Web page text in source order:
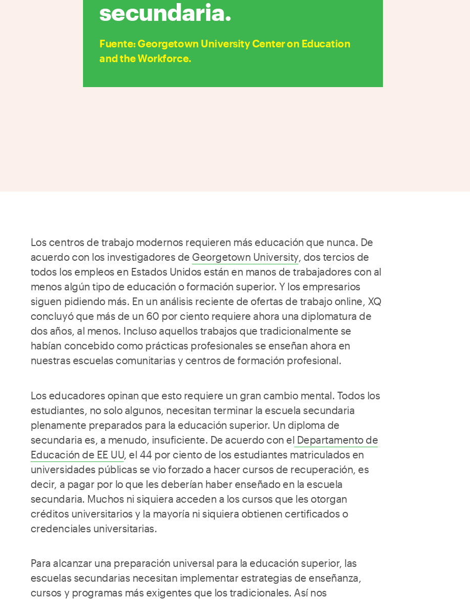
secundaria.
Fuente: Georgetown University Center on Education
and the Workforce.
Los centros de trabajo modernos requieren más educación que nunca. De
acuerdo con los investigadores de Georgetown University, dos tercios de
todos los empleos en Estados Unidos están en manos de trabajadores con al
menos algún tipo de educación o formación superior. Y los empresarios
siguen pidiendo más. En un análisis reciente de ofertas de trabajo online, XQ
concluyó que más de un 60 por ciento requiere ahora una diplomatura de
dos años, al menos. Incluso aquellos trabajos que tradicionalmente se
habían concebido como prácticas profesionales se enseñan ahora en
nuestras escuelas comunitarias y centros de formación profesional.
Los educadores opinan que esto requiere un gran cambio mental. Todos los
estudiantes, no solo algunos, necesitan terminar la escuela secundaria
plenamente preparados para la educación superior. Un diploma de
secundaria es, a menudo, insuficiente. De acuerdo con el
Departamento de
Educación de EE UU, el 44 por ciento de los estudiantes matriculados en
universidades públicas se vio forzado a hacer cursos de recuperación, es
decir, a pagar por lo que les deberían haber enseñado en la escuela
secundaria. Muchos ni siquiera acceden a los cursos que les otorgan
créditos universitarios y la mayoría ni siquiera obtienen certificados o
credenciales universitarias.
Para alcanzar una preparación universal para la educación superior, las
escuelas secundarias necesitan implementar estrategias de enseñanza,
cursos y programas más exigentes que los tradicionales. Así nos